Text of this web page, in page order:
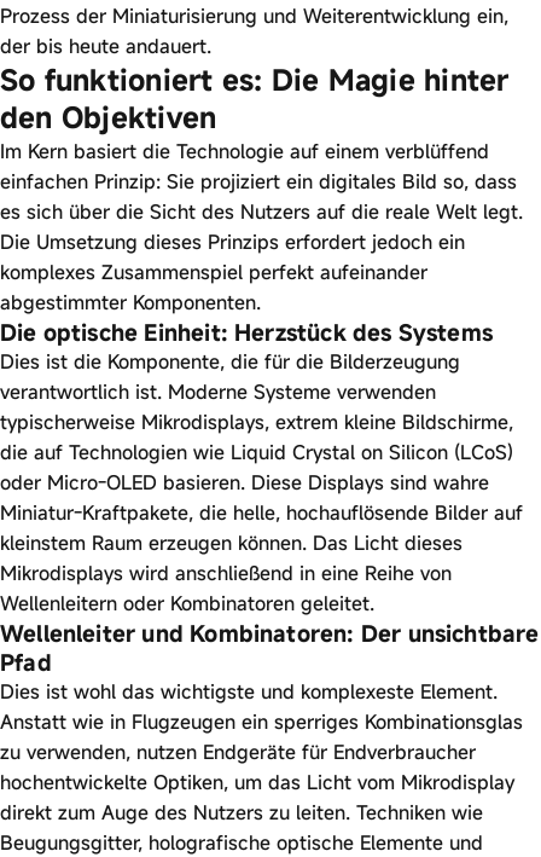
Prozess der Miniaturisierung und Weiterentwicklung ein,
der bis heute andauert.
So funktioniert es: Die Magie hinter
den Objektiven
Im Kern basiert die Technologie auf einem verblüffend
einfachen Prinzip: Sie projiziert ein digitales Bild so, dass
es sich über die Sicht des Nutzers auf die reale Welt legt.
Die Umsetzung dieses Prinzips erfordert jedoch ein
komplexes Zusammenspiel perfekt aufeinander
abgestimmter Komponenten.
Die optische Einheit: Herzstück des Systems
Dies ist die Komponente, die für die Bilderzeugung
verantwortlich ist. Moderne Systeme verwenden
typischerweise Mikrodisplays, extrem kleine Bildschirme,
die auf Technologien wie Liquid Crystal on Silicon (LCoS)
oder Micro-OLED basieren. Diese Displays sind wahre
Miniatur-Kraftpakete, die helle, hochauflösende Bilder auf
kleinstem Raum erzeugen können. Das Licht dieses
Mikrodisplays wird anschließend in eine Reihe von
Wellenleitern oder Kombinatoren geleitet.
Wellenleiter und Kombinatoren: Der unsichtbare
Pfad
Dies ist wohl das wichtigste und komplexeste Element.
Anstatt wie in Flugzeugen ein sperriges Kombinationsglas
zu verwenden, nutzen Endgeräte für Endverbraucher
hochentwickelte Optiken, um das Licht vom Mikrodisplay
direkt zum Auge des Nutzers zu leiten. Techniken wie
Beugungsgitter, holografische optische Elemente und